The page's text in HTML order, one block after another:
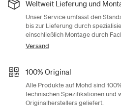
Weltweit Lieferung und
Unser Service umfasst den
bis zur Lieferung durch
einschließlich Montage durch
Versand
100% Original
Alle Produkte auf Mohd sind
technischen Spezifikationen und
Originalherstellers geliefert.